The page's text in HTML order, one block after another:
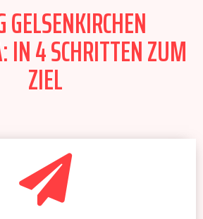
IN 4 SCHRITTEN ZUM
ZIEL